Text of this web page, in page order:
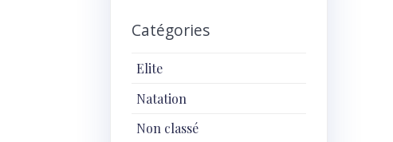
Catégories
Elite
Natation
Non classé